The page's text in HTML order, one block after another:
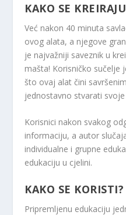
KAKO SE
Već nakon 40 minuta
ovog alata, a njegove
je najvažniji saveznik u
mašta! Korisničko sučelje
što ovaj alat čini
jednostavno stvarati
Korisnici nakon svakog
informaciju, a autor
individualne i grupne
edukaciju u cjelini.
KAKO SE KORISTI?
Pripremljenu edukaciju